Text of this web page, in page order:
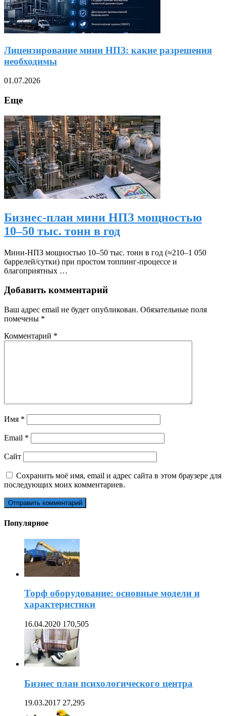
Лицензирование мини НПЗ: какие разрешения
необходимы
01.07.2026
Еще
Бизнес-план мини НПЗ мощностью
10–50 тыс. тонн в год
Мини‑НПЗ мощностью 10–50 тыс. тонн в год (≈210–1 050
баррелей/сутки) при простом топпинг‑процессе и
благоприятных …
Добавить комментарий
Ваш адрес email не будет опубликован. Обязательные поля
помечены *
Комментарий *
Имя *
Email *
Сайт
Сохранить моё имя, email и адрес сайта в этом браузере для
последующих моих комментариев.
Популярное
Торф оборудование: основные модели и
характеристики
16.04.2020 170,505
Бизнес план психологического центра
19.03.2017 27,295